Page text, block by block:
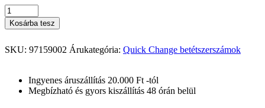
Kosárba tesz
SKU: 97159002 Árukategória: Quick Change betétszerszámok
Ingyenes áruszállítás 20.000 Ft -tól
Megbízható és gyors kiszállítás 48 órán belül